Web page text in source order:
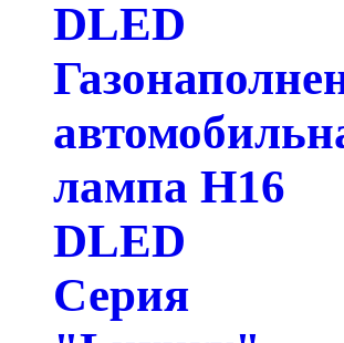
DLED
лампа H16
DLED
Серия